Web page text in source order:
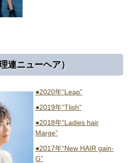
連ニューヘア）
●2020年“Leap”
●2019年“Tlish”
●2018年“Ladies hair
Marge”
●2017年“New HAIR gain-
G”